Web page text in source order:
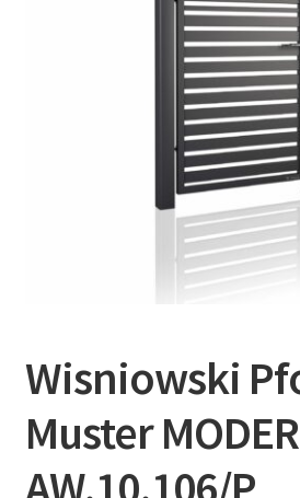
Wisniowski
Muster